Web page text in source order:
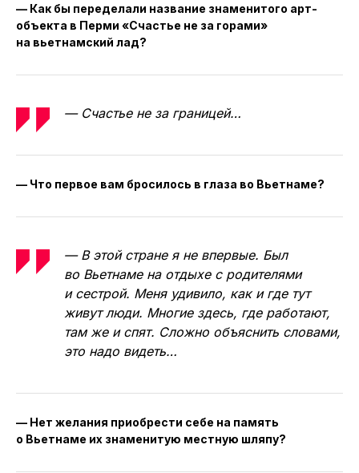
— Как бы переделали название знаменитого арт-
объекта в Перми «Счастье не за горами»
на вьетнамский лад?
— Счастье не за границей…
— Что первое вам бросилось в глаза во Вьетнаме?
— В этой стране я не впервые. Был
во Вьетнаме на отдыхе с родителями
и сестрой. Меня удивило, как и где тут
живут люди. Многие здесь, где работают,
там же и спят. Сложно объяснить словами,
это надо видеть…
— Нет желания приобрести себе на память
о Вьетнаме их знаменитую местную шляпу?